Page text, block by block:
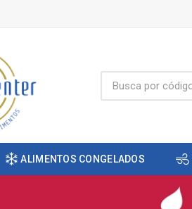
ALIMENTOS CONGELADOS